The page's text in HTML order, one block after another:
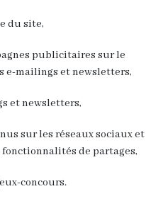
du site,
publicitaires sur le
e-mailings et newsletters,
et newsletters,
sur les réseaux sociaux et
de partages,
concours.